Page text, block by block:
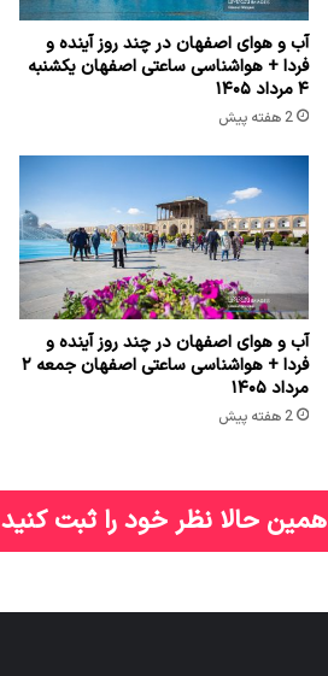
آب و هوای اصفهان در چند روز آینده و
فردا + هواشناسی ساعتی اصفهان یکشنبه
۴ مرداد ۱۴۰۵
2 هفته پیش
آب و هوای اصفهان در چند روز آینده و
فردا + هواشناسی ساعتی اصفهان جمعه ۲
مرداد ۱۴۰۵
2 هفته پیش
همین حالا نظر خود را ثبت کنید